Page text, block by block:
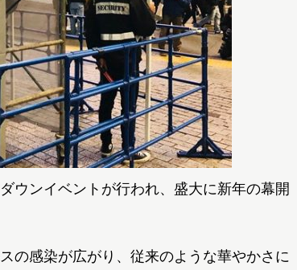
ウンイベントが行われ、盛大に新年の幕開
の感染が広がり、従来のような華やかさに